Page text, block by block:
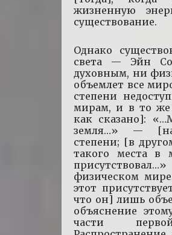
жизненную
существование.
Однако
света — Эйн
духовным, ни
объемлет все
степени
мирам, и в то же
как сказано]:
земля…» —
степени; [в
такого места в
физическом
этот
что он] лишь
объяснение
части